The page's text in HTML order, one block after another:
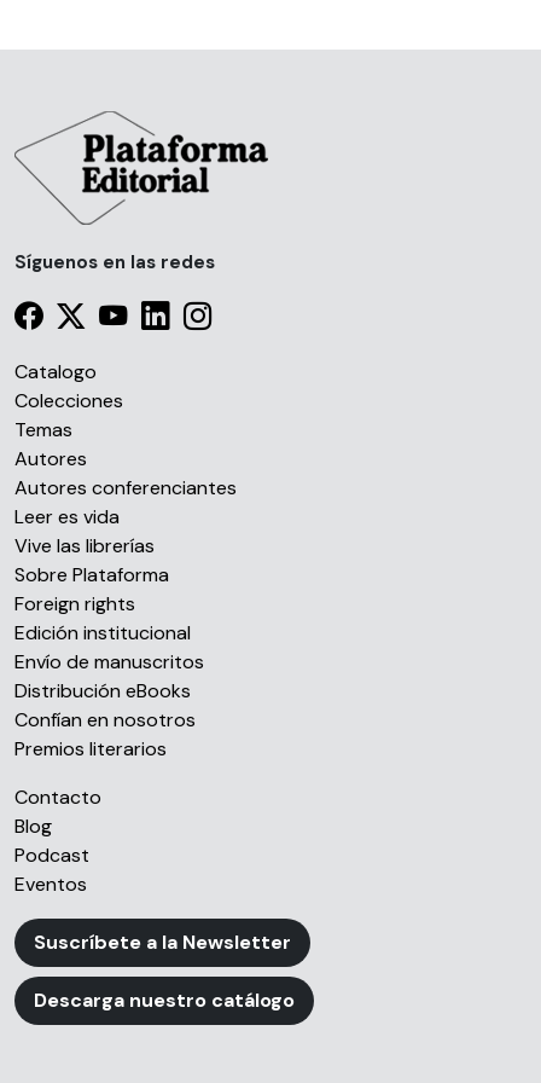
Síguenos en las redes
Catalogo
Colecciones
Temas
Autores
Autores conferenciantes
Leer es vida
Vive las librerías
Sobre Plataforma
Foreign rights
Edición institucional
Envío de manuscritos
Distribución eBooks
Confían en nosotros
Premios literarios
Contacto
Blog
Podcast
Eventos
Suscríbete a la Newsletter
Descarga nuestro catálogo